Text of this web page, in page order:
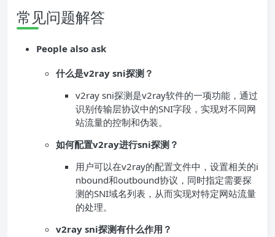
常见问题解答
People also ask
什么是v2ray sni探测？
v2ray sni探测是v2ray软件的一项功能，通过
识别传输层协议中的SNI字段，实现对不同网
站流量的控制和伪装。
如何配置v2ray进行sni探测？
用户可以在v2ray的配置文件中，设置相关的i
nbound和outbound协议，同时指定需要探
测的SNI域名列表，从而实现对特定网站流量
的处理。
v2ray sni探测有什么作用？